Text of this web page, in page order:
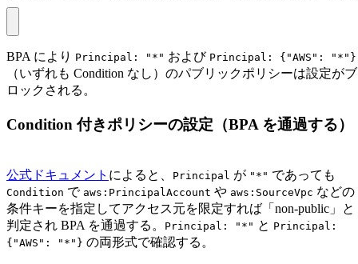
BPA により Principal: "*" および Principal: {"AWS": "*"}
（いずれも Condition なし）のパブリックポリシーは設定がブ
ロックされる。
Condition 付きポリシーの設定（BPA を通過する）
公式ドキュメント によると、 Principal が "*" であっても
Condition で aws:PrincipalAccount や aws:SourceVpc などの
条件キーを指定してアクセス元を限定すれば「non-public」と
判定され BPA を通過する。
Principal: "*" と Principal:
{"AWS": "*"} の両形式で確認する。